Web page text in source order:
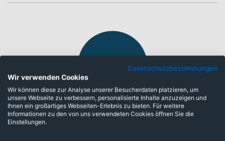
währungsgesichert: 100,00%
Datenschutzbestimmungen
Wir verwenden Cookies
Wir können diese zur Analyse unserer Besucherdaten platzieren, um
unsere Webseite zu verbessern, personalisierte Inhalte anzuzeigen und
Ihnen ein großartiges Webseiten-Erlebnis zu bieten. Für weitere
Informationen zu den von uns verwendeten Cookies öffnen Sie die
Einstellungen.